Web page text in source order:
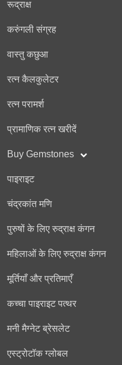
रूद्राक्ष
करुंगली संग्रह
वास्तु कछुआ
रत्न कैलकुलेटर
रत्न परामर्श
प्रामाणिक रत्न खरीदें
Buy Gemstones
पाइराइट
चंद्रकांत मणि
पुरुषों के लिए रुद्राक्ष कंगन
महिलाओं के लिए रुद्राक्ष कंगन
मूर्तियाँ और प्रतिमाएँ
कच्चा पाइराइट पत्थर
मनी मैग्नेट ब्रेसलेट
एस्ट्रोटॉक ग्लोबल